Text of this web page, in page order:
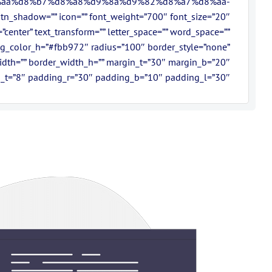
icon=”” font_weight=”700″ font_size=”20″
text_transform=”” letter_space=”” word_space=””
radius=”100″ border_style=”none”
border_width_h=”” margin_t=”30″ margin_b=”20″
padding_r=”30″ padding_b=”10″ padding_l=”30″ /]